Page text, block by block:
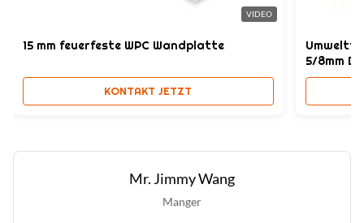
VIDEO
15 mm feuerfeste WPC Wandplatte
KONTAKT JETZT
5/8mm
Mr. Jimmy Wang
Manger